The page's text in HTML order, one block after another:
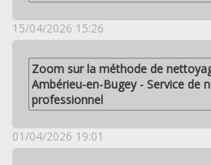
15/04/2026 15:26
Zoom sur la méthode de
Ambérieu-en-Bugey - Service de
professionnel
01/04/2026 19:01